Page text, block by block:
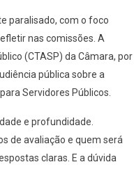
paralisado, com o foco
nas comissões. A
(CTASP) da Câmara, por
pública sobre a
Servidores Públicos.
e profundidade.
de avaliação e quem será
claras. E a dúvida